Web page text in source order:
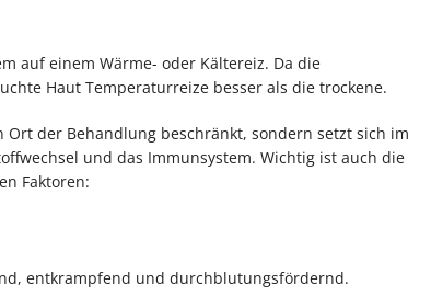
auf einem Wärme- oder Kältereiz. Da die
Haut Temperaturreize bes­ser als die trockene.
der Behandlung beschränkt, sondern setzt sich im
und das Immunsystem. Wichtig ist auch die
Faktoren:
ent­krampfend und durchblutungsfördernd.